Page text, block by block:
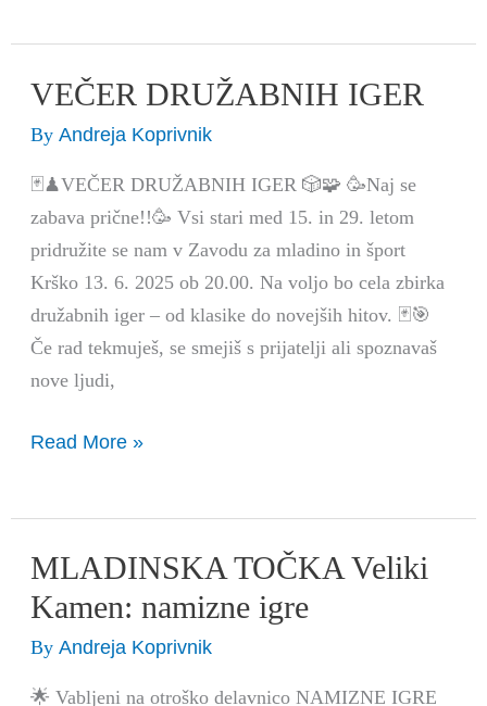
VEČER DRUŽABNIH IGER
ByAndreja Koprivnik
🃏♟VEČER DRUŽABNIH IGER 🎲🧩 🥳Naj se
zabava prične!!🥳 Vsi stari med 15. in 29. letom
pridružite se nam v Zavodu za mladino in šport
Krško 13. 6. 2025 ob 20.00. Na voljo bo cela zbirka
družabnih iger – od klasike do novejših hitov. 🃏🎯
Če rad tekmuješ, se smejiš s prijatelji ali spoznavaš
nove ljudi,
VEČER
DRUŽABNIH
Read More »
MLADINSKA TOČKA Veliki
Kamen: namizne igre
ByAndreja Koprivnik
🌟 Vabljeni na otroško delavnico NAMIZNE IGRE
MLADINSKA
TOČKA
Kamen:
namizne